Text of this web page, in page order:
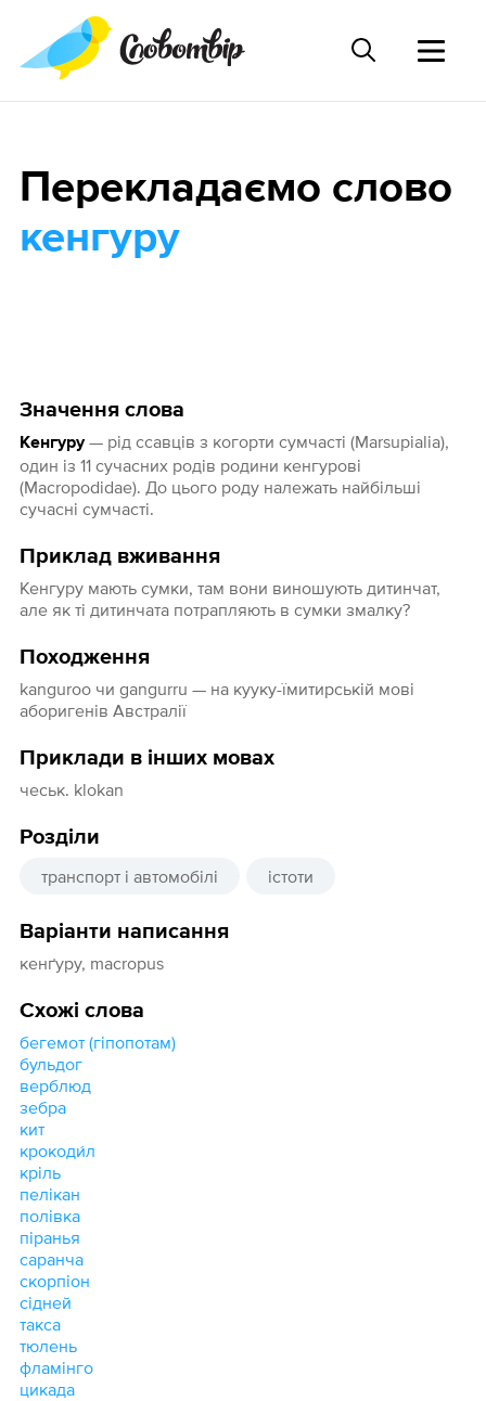
Значення слова
Кенгуру— рід ссавців з когорти сумчасті (Marsupialia),
один із 11 сучасних родів родини кенгурові
(Macropodidae). До цього роду належать найбільші
сучасні сумчасті.
Приклад вживання
Кенгуру мають сумки, там вони виношують дитинчат,
але як ті дитинчата потрапляють в сумки змалку?
Походження
kanguroo чи gangurru — на кууку-їмитирській мові
аборигенів Австралії
Приклади в інших мовах
чеськ. klokan
Розділи
транспорт і автомобілі істоти
Варіанти написання
кенґуру, macropus
Схожі слова
бегемот (гіпопотам)
бульдог
верблюд
зебра
кит
крокоди́л
кріль
пелікан
полівка
піранья
саранча
скорпіон
сідней
такса
тюлень
фламінго
цикада
Перекладаємо слово
кенгуру